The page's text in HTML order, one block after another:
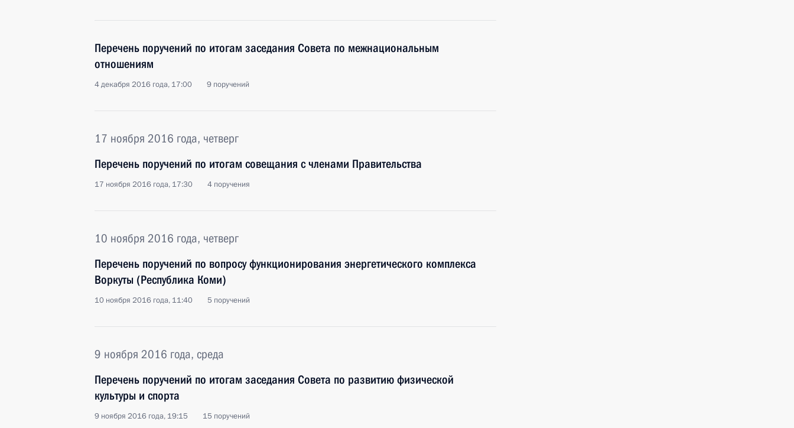
Перечень поручений по итогам заседания Совета по межнациональным
отношениям
4 декабря 2016 года, 17:00 9 поручений
17 ноября 2016 года, четверг
Перечень поручений по итогам совещания с членами Правительства
17 ноября 2016 года, 17:30 4 поручения
10 ноября 2016 года, четверг
Перечень поручений по вопросу функционирования энергетического комплекса
Воркуты (Республика Коми)
10 ноября 2016 года, 11:40 5 поручений
9 ноября 2016 года, среда
Перечень поручений по итогам заседания Совета по развитию физической
культуры и спорта
9 ноября 2016 года, 19:15 15 поручений